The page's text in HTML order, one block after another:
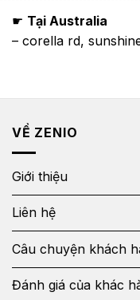
☛ Tại Australia
– corella rd,
VỀ ZENIO
Giới thiệu
Liên hệ
Câu chuyện khách
Đánh giá của khác